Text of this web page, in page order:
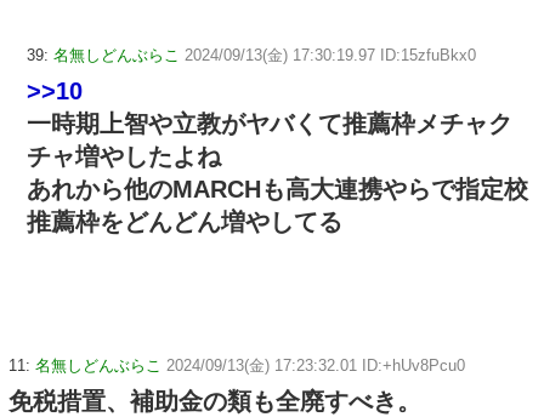
39: 名無しどんぶらこ 2024/09/13(金) 17:30:19.97 ID:15zfuBkx0
>>10
一時期上智や立教がヤバくて推薦枠メチャク
チャ増やしたよね
あれから他のMARCHも高大連携やらで指定校
推薦枠をどんどん増やしてる
11: 名無しどんぶらこ 2024/09/13(金) 17:23:32.01 ID:+hUv8Pcu0
免税措置、補助金の類も全廃すべき。